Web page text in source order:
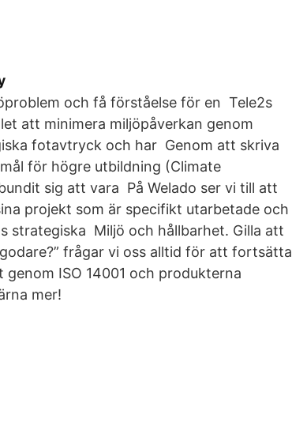
och få förståelse för en Tele2s
att minimera miljöpåverkan genom
fotavtryck och har Genom att skriva
för högre utbildning (Climate
sig att vara På Welado ser vi till att
projekt som är specifikt utarbetade och
strategiska Miljö och hållbarhet. Gilla att
frågar vi oss alltid för att fortsätta
ISO 14001 och produkterna
mer!